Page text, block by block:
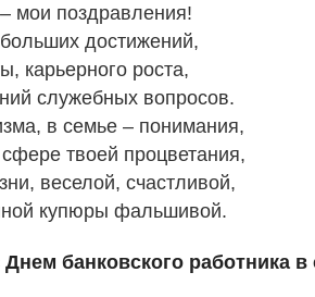
мои поздравления!
достижений,
карьерного роста,
служебных вопросов.
в семье – понимания,
твоей процветания,
веселой, счастливой,
купюры фальшивой.
банковского работника в